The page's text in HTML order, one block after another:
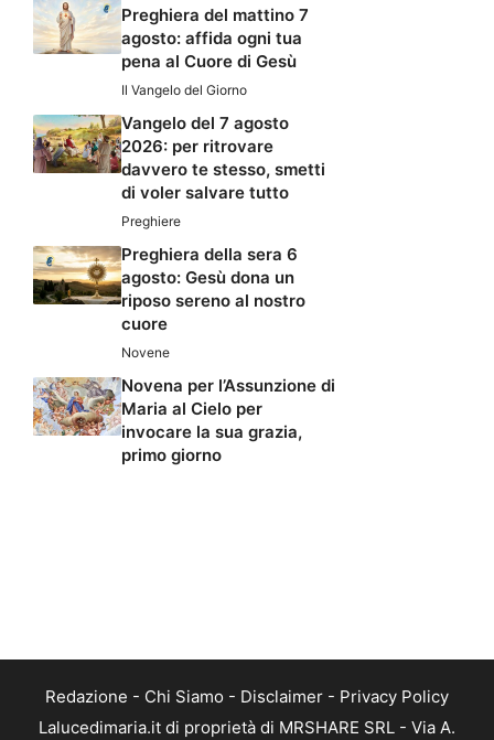
Preghiera del mattino 7
agosto: affida ogni tua
pena al Cuore di Gesù
Il Vangelo del Giorno
Vangelo del 7 agosto
2026: per ritrovare
davvero te stesso, smetti
di voler salvare tutto
Preghiere
Preghiera della sera 6
agosto: Gesù dona un
riposo sereno al nostro
cuore
Novene
Novena per l’Assunzione di
Maria al Cielo per
invocare la sua grazia,
primo giorno
Redazione - Chi Siamo - Disclaimer - Privacy Policy
Lalucedimaria.it di proprietà di MRSHARE SRL - Via A.